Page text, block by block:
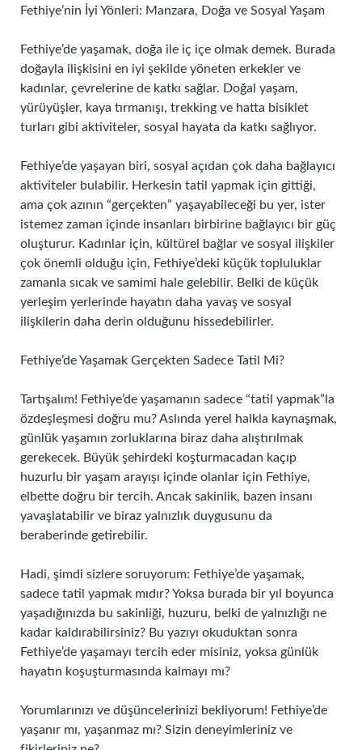
Fethiye’nin İyi Yönleri: Manzara, Doğa ve Sosyal Yaşam
Fethiye’de yaşamak, doğa ile iç içe olmak demek. Burada
doğayla ilişkisini en iyi şekilde yöneten erkekler ve
kadınlar, çevrelerine de katkı sağlar. Doğal yaşam,
yürüyüşler, kaya tırmanışı, trekking ve hatta bisiklet
turları gibi aktiviteler, sosyal hayata da katkı sağlıyor.
Fethiye’de yaşayan biri, sosyal açıdan çok daha bağlayıcı
aktiviteler bulabilir. Herkesin tatil yapmak için gittiği,
ama çok azının “gerçekten” yaşayabileceği bu yer, ister
istemez zaman içinde insanları birbirine bağlayıcı bir güç
oluşturur. Kadınlar için, kültürel bağlar ve sosyal ilişkiler
çok önemli olduğu için, Fethiye’deki küçük topluluklar
zamanla sıcak ve samimi hale gelebilir. Belki de küçük
yerleşim yerlerinde hayatın daha yavaş ve sosyal
ilişkilerin daha derin olduğunu hissedebilirler.
Fethiye’de Yaşamak Gerçekten Sadece Tatil Mi?
Tartışalım! Fethiye’de yaşamanın sadece “tatil yapmak”la
özdeşleşmesi doğru mu? Aslında yerel halkla kaynaşmak,
günlük yaşamın zorluklarına biraz daha alıştırılmak
gerekecek. Büyük şehirdeki koşturmacadan kaçıp
huzurlu bir yaşam arayışı içinde olanlar için Fethiye,
elbette doğru bir tercih. Ancak sakinlik, bazen insanı
yavaşlatabilir ve biraz yalnızlık duygusunu da
beraberinde getirebilir.
Hadi, şimdi sizlere soruyorum: Fethiye’de yaşamak,
sadece tatil yapmak mıdır? Yoksa burada bir yıl boyunca
yaşadığınızda bu sakinliği, huzuru, belki de yalnızlığı ne
kadar kaldırabilirsiniz? Bu yazıyı okuduktan sonra
Fethiye’de yaşamayı tercih eder misiniz, yoksa günlük
hayatın koşuşturmasında kalmayı mı?
Yorumlarınızı ve düşüncelerinizi bekliyorum! Fethiye’de
yaşanır mı, yaşanmaz mı? Sizin deneyimleriniz ve